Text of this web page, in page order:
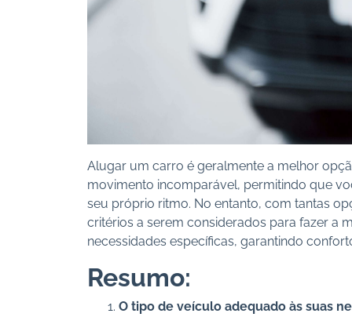
Alugar um carro é geralmente a melhor
movimento incomparável, permitindo que
seu próprio ritmo. No entanto, com tantas
critérios a serem considerados para fazer a
necessidades específicas, garantindo
Resumo:
O tipo de veículo adequado às suas